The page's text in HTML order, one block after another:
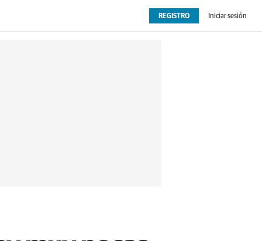
OPINIÓN EXTRAS
REGISTRO Iniciar sesión